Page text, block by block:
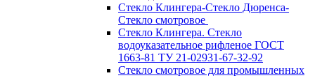
Стекло Клингера-Стекло Дюренса-
Стекло смотровое
Стекло Клингера. Стекло
водоуказательное рифленое ГОСТ
1663-81 ТУ 21-02931-67-32-92
Стекло смотровое для промышленных